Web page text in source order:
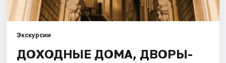
Экскурсии
ДОХОДНЫЕ ДОМА, ДВОРЫ-